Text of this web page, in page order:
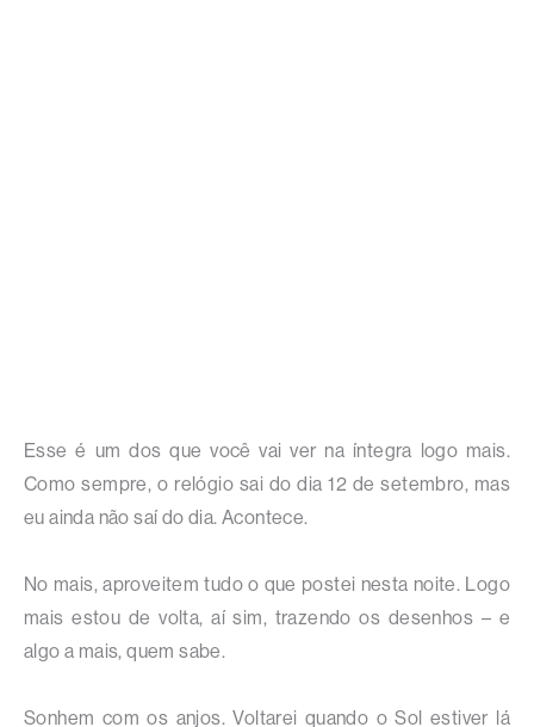
Esse é um dos que você vai ver na íntegra logo mais.
Como sempre, o relógio sai do dia 12 de setembro, mas
eu ainda não saí do dia. Acontece.
No mais, aproveitem tudo o que postei nesta noite. Logo
mais estou de volta, aí sim, trazendo os desenhos – e
algo a mais, quem sabe.
Sonhem com os anjos. Voltarei quando o Sol estiver lá